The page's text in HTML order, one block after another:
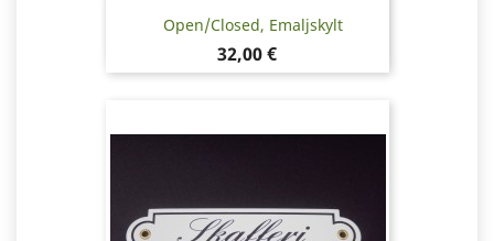
Open/Closed, Emaljskylt
Pris
32,00 €